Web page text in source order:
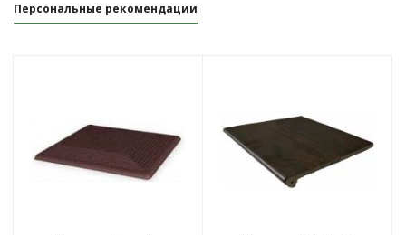
Персональные рекомендации